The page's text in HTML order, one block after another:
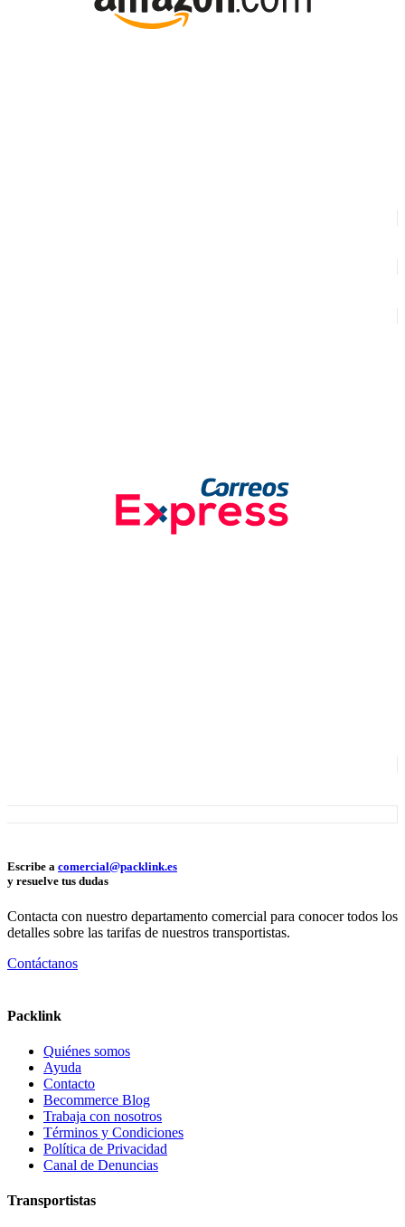
Escribe a comercial@packlink.es
y resuelve tus dudas
Contacta con nuestro departamento comercial para conocer todos los
detalles sobre las tarifas de nuestros transportistas.
Contáctanos
Packlink
Quiénes somos
Ayuda
Contacto
Becommerce Blog
Trabaja con nosotros
Términos y Condiciones
Política de Privacidad
Canal de Denuncias
Transportistas